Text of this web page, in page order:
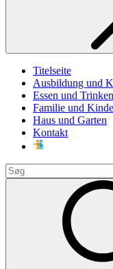
Titelseite
Ausbildung und
Essen und Trinken
Familie und
Haus und Garten
Kontakt
Search
for: